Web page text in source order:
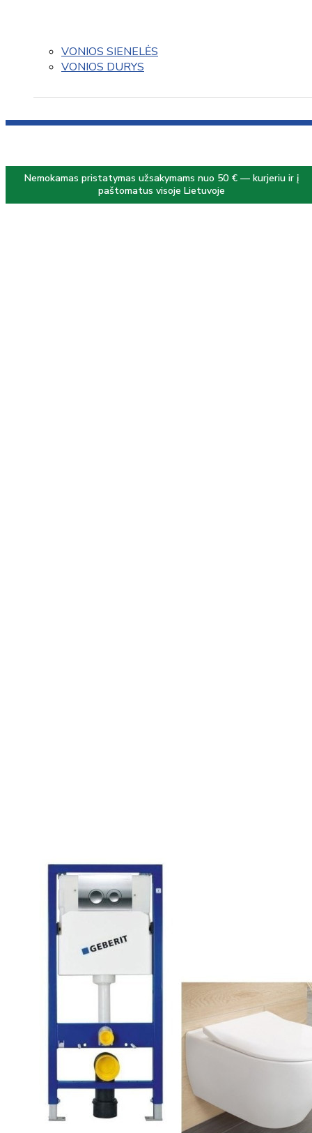
VONIOS SIENELĖS
VONIOS DURYS
Nemokamas pristatymas užsakymams nuo 50 € — kurjeriu ir į
paštomatus visoje Lietuvoje